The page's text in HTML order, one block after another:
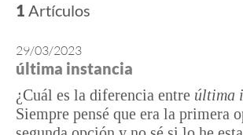
1 Artículos
29/03/2023
última instancia
¿Cuál es la diferencia entre última
Siempre pensé que era la primera